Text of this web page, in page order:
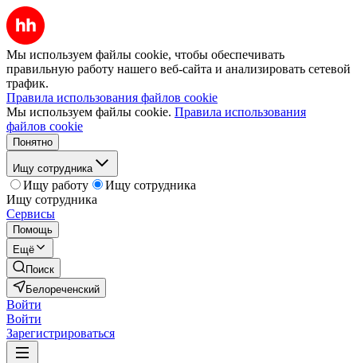
Мы используем файлы cookie, чтобы обеспечивать
правильную работу нашего веб-сайта и анализировать сетевой
трафик.
Правила использования файлов cookie
Мы используем файлы cookie. Правила использования
файлов cookie
Понятно
Ищу сотрудника
Ищу работу
Ищу сотрудника
Ищу сотрудника
Сервисы
Помощь
Ещё
Поиск
Белореченский
Войти
Войти
Зарегистрироваться